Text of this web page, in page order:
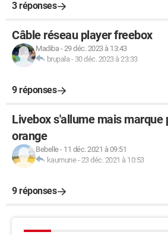
3 réponses
Câble réseau player freebox
Madiba-29 déc. 2023 à 13:43
brupala - 30 déc. 2023 à 23:33
9 réponses
Livebox s'allume mais marque
orange
Bebelle- 11 déc. 2021 à 09:51
kaumune-23 déc. 2021 à 10:53
9 réponses